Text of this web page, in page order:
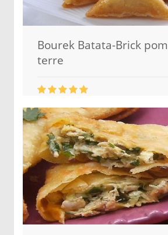
Bourek Batata-Brick
terre